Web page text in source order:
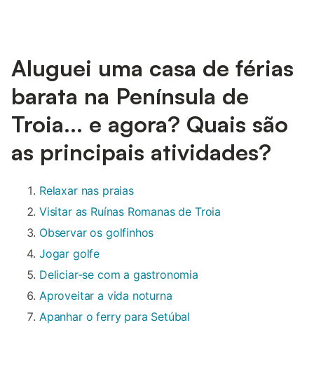
Aluguei uma casa de férias
barata na Península de
Troia... e agora? Quais são
as principais atividades?
Relaxar nas praias
Visitar as Ruínas Romanas de Troia
Observar os golfinhos
Jogar golfe
Deliciar-se com a gastronomia
Aproveitar a vida noturna
Apanhar o ferry para Setúbal